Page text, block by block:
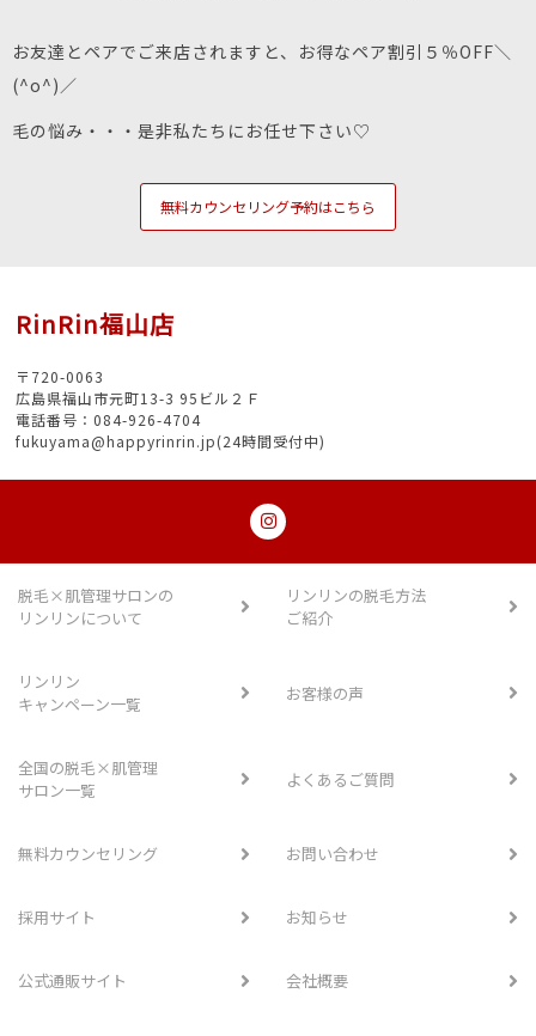
お友達とペアでご来店されますと、お得なペア割引５％OFF＼
(^o^)／
毛の悩み・・・是非私たちにお任せ下さい♡
無料カウンセリング予約はこちら
RinRin福山店
〒720-0063
広島県福山市元町13-3 95ビル２Ｆ
電話番号：084-926-4704
fukuyama@happyrinrin.jp(24時間受付中)
脱毛×肌管理サロンの
リンリンについて
リンリンの脱毛方法
ご紹介
リンリン
キャンペーン一覧
お客様の声
全国の脱毛×肌管理
サロン一覧
よくあるご質問
無料カウンセリング お問い合わせ
採用サイト お知らせ
公式通販サイト 会社概要